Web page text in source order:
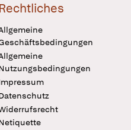
Rechtliches